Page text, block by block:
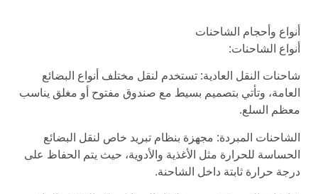
أنواع وأحجام الشاحنات
أنواع الشاحنات:
شاحنات النقل العادية: تستخدم لنقل مختلف أنواع البضائع
العامة، وتأتي بتصميم بسيط مع صندوق مفتوح أو مغلق يناسب
معظم السلع.
الشاحنات المبردة: مجهزة بنظام تبريد خاص لنقل البضائع
الحساسة للحرارة مثل الأغذية والأدوية، حيث يتم الحفاظ على
درجة حرارة ثابتة داخل الشاحنة.